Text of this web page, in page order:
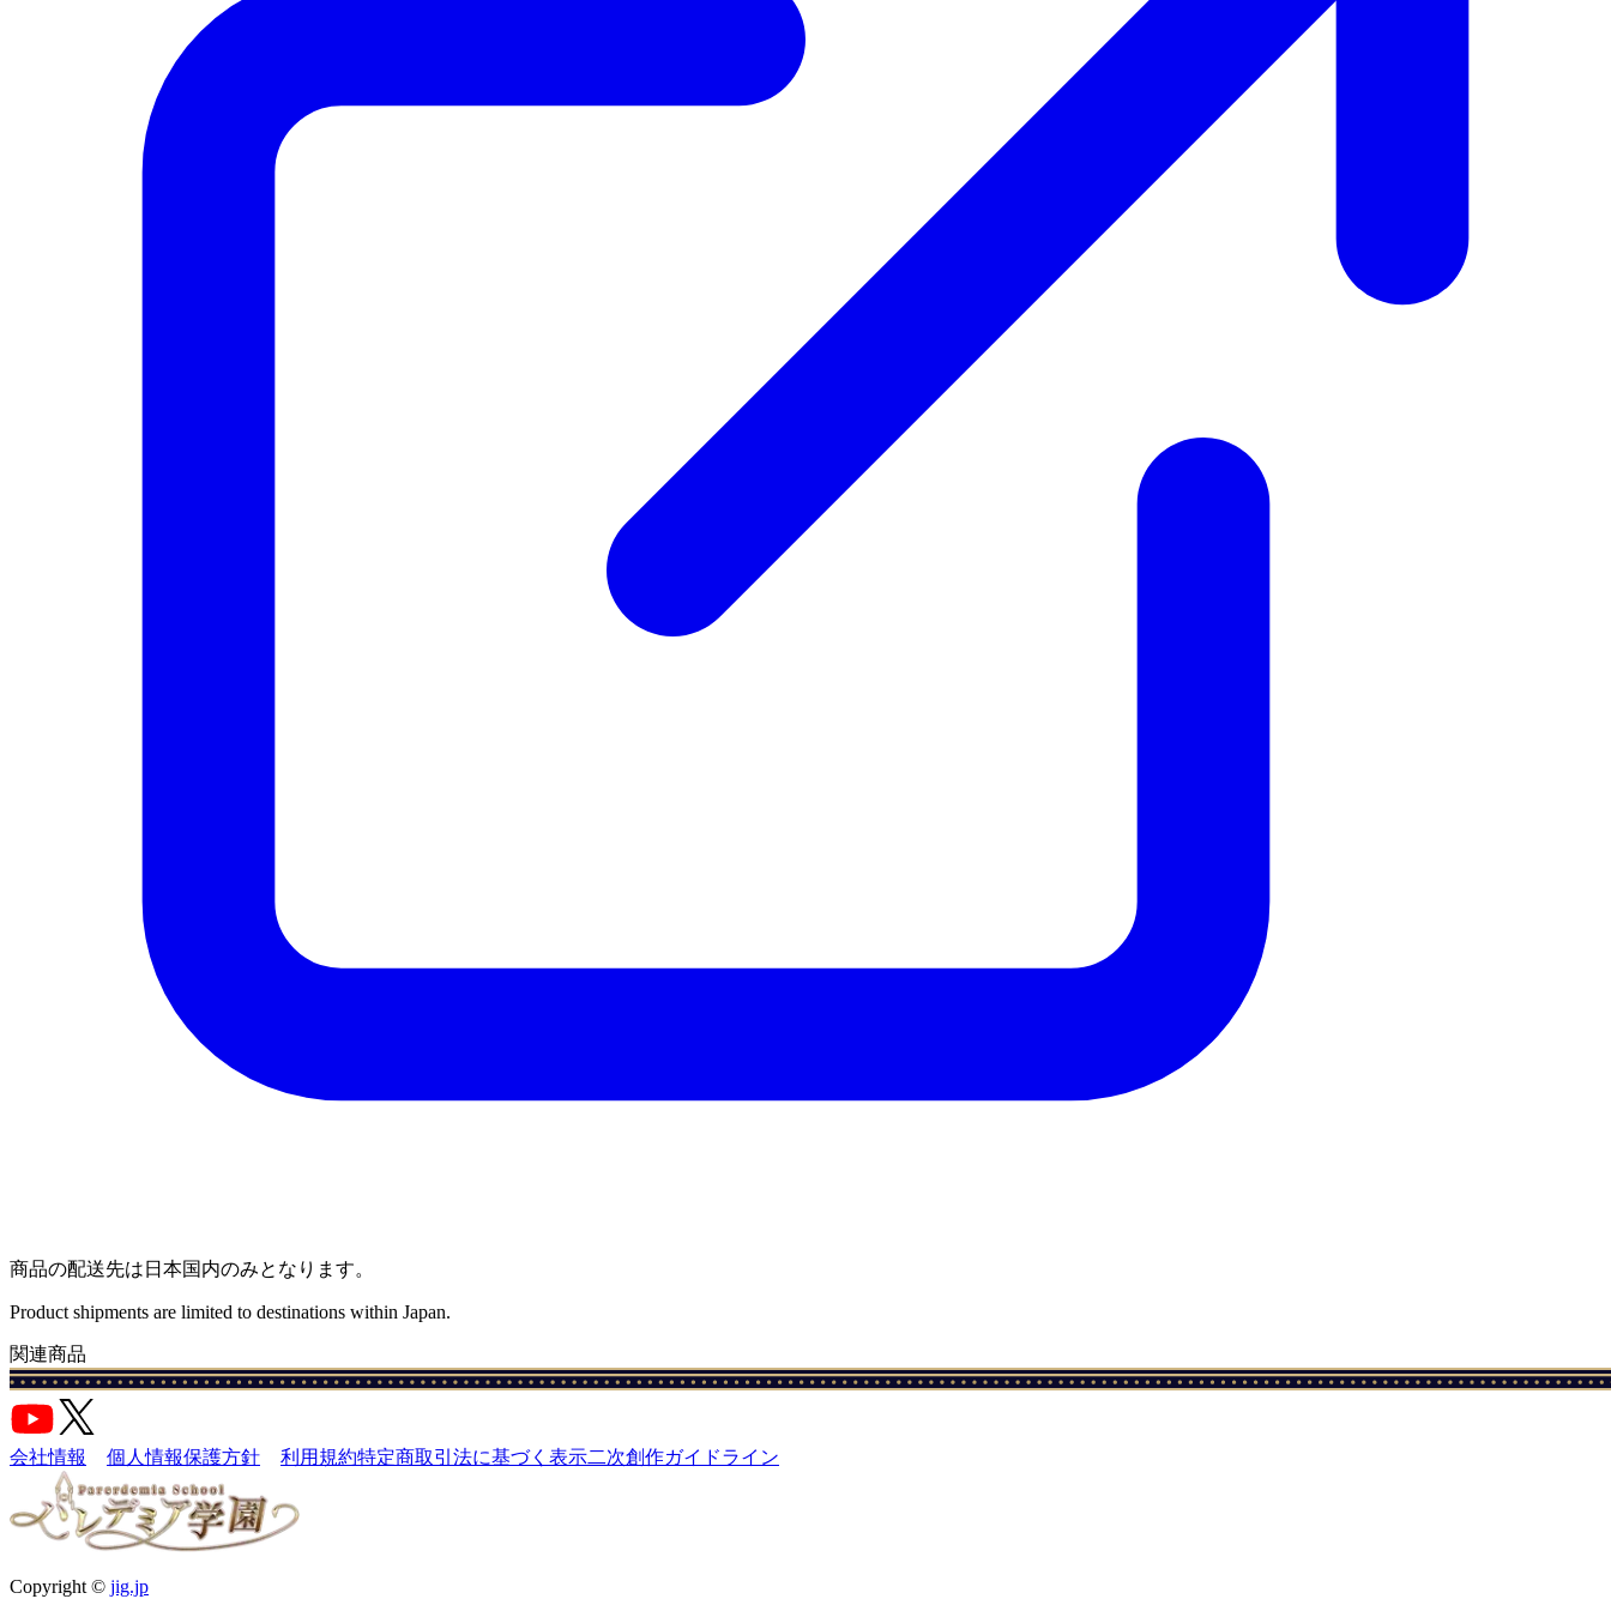
商品の配送先は日本国内のみとなります。
Product shipments are limited to destinations within Japan.
関連商品
会社情報 個人情報保護方針 利用規約特定商取引法に基づく表示二次創作ガイドライン
Copyright © jig.jp